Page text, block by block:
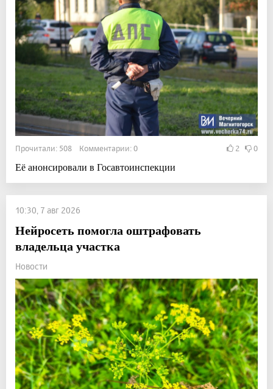
Прочитали: 508 Комментарии: 0 2 0
Её анонсировали в Госавтоинспекции
10:30, 7 авг 2026
Нейросеть помогла оштрафовать
владельца участка
Новости